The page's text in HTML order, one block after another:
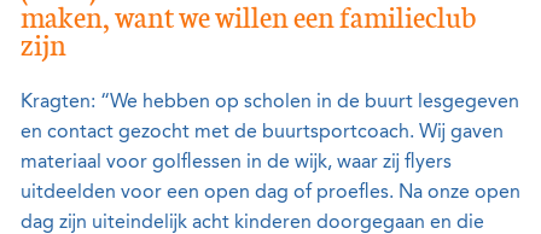
maken, want we willen een familieclub
zijn
Kragten: “We hebben op scholen in de buurt lesgegeven
en contact gezocht met de buurtsportcoach. Wij gaven
materiaal voor golflessen in de wijk, waar zij flyers
uitdeelden voor een open dag of proefles. Na onze open
dag zijn uiteindelijk acht kinderen doorgegaan en die